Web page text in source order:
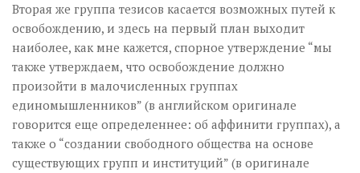
Вторая же группа тезисов касается возможных путей к
освобождению, и здесь на первый план выходит
наиболее, как мне кажется, спорное утверждение “мы
также утверждаем, что освобождение должно
произойти в малочисленных группах
единомышленников” (в английском оригинале
говорится еще определеннее: об аффинити группах), а
также о “создании свободного общества на основе
существующих групп и институций” (в оригинале